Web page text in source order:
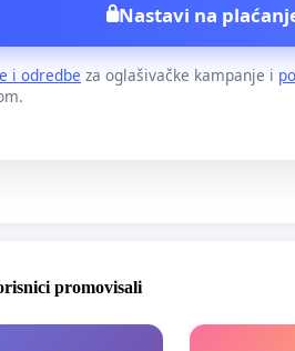
Nastavi na
i odredbe za oglašivačke kampanje i
promovisali